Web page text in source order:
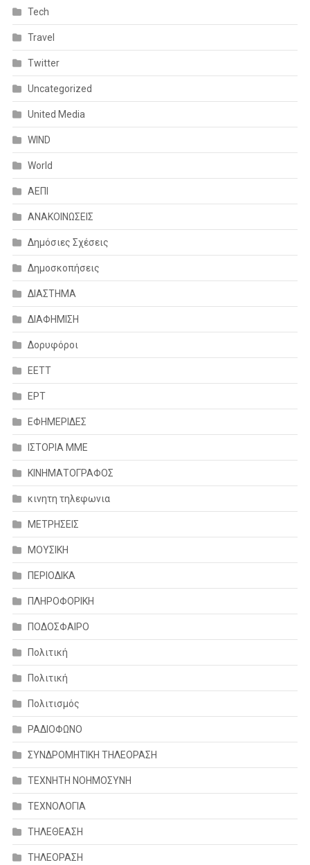
Tech
Travel
Twitter
Uncategorized
United Media
WIND
World
ΑΕΠΙ
ΑΝΑΚΟΙΝΩΣΕΙΣ
Δημόσιες Σχέσεις
Δημοσκοπήσεις
ΔΙΑΣΤΗΜΑ
ΔΙΑΦΗΜΙΣΗ
Δορυφόροι
ΕΕΤΤ
ΕΡΤ
ΕΦΗΜΕΡΙΔΕΣ
ΙΣΤΟΡΙΑ ΜΜΕ
ΚΙΝΗΜΑΤΟΓΡΑΦΟΣ
κινητη τηλεφωνια
ΜΕΤΡΗΣΕΙΣ
ΜΟΥΣΙΚΗ
ΠΕΡΙΟΔΙΚΑ
ΠΛΗΡΟΦΟΡΙΚΗ
ΠΟΔΟΣΦΑΙΡΟ
Πολιτική
Πολιτική
Πολιτισμός
ΡΑΔΙΟΦΩΝΟ
ΣΥΝΔΡΟΜΗΤΙΚΗ ΤΗΛΕΟΡΑΣΗ
ΤΕΧΝΗΤΗ ΝΟΗΜΟΣΥΝΗ
ΤΕΧΝΟΛΟΓΙΑ
ΤΗΛΕΘΕΑΣΗ
ΤΗΛΕΟΡΑΣΗ